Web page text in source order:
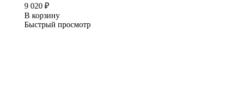
9 020 ₽
В корзину
Быстрый просмотр